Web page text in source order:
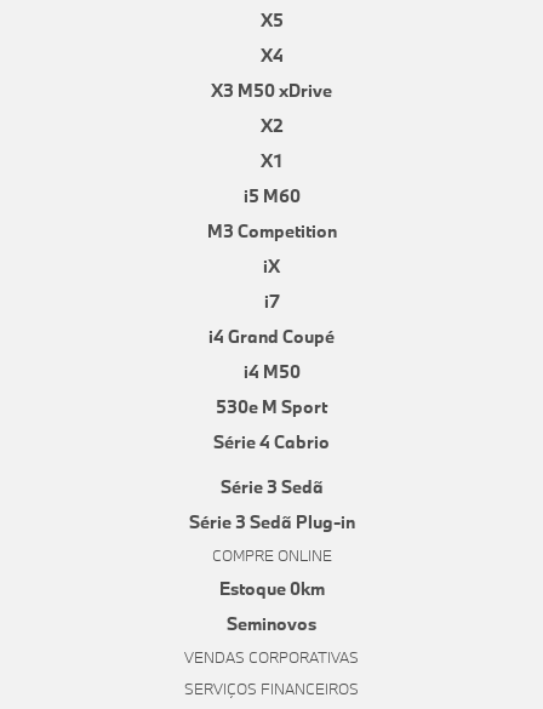
X5
X4
X3 M50 xDrive
X2
X1
i5 M60
M3 Competition
iX
i7
i4 Grand Coupé
i4 M50
530e M Sport
Série 4 Cabrio
Série 3 Sedã
Série 3 Sedã Plug-in
COMPRE ONLINE
Estoque 0km
Seminovos
VENDAS CORPORATIVAS
SERVIÇOS FINANCEIROS